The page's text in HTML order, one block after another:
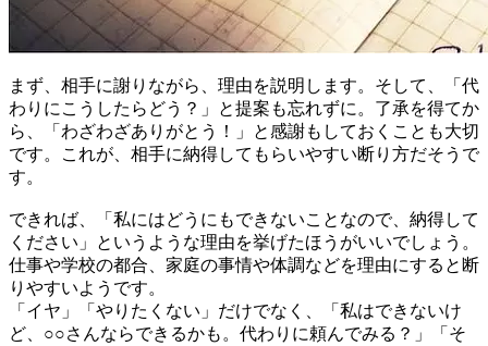
まず、相手に謝りながら、理由を説明します。そして、「代
わりにこうしたらどう？」と提案も忘れずに。了承を得てか
ら、「わざわざありがとう！」と感謝もしておくことも大切
です。これが、相手に納得してもらいやすい断り方だそうで
す。
できれば、「私にはどうにもできないことなので、納得して
ください」というような理由を挙げたほうがいいでしょう。
仕事や学校の都合、家庭の事情や体調などを理由にすると断
りやすいようです。
「イヤ」「やりたくない」だけでなく、「私はできないけ
ど、○○さんならできるかも。代わりに頼んでみる？」「そ